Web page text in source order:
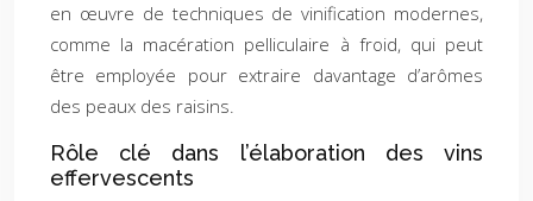
en œuvre de techniques de vinification modernes,
comme la macération pelliculaire à froid, qui peut
être employée pour extraire davantage d’arômes
des peaux des raisins.
Rôle clé dans l’élaboration des vins
effervescents